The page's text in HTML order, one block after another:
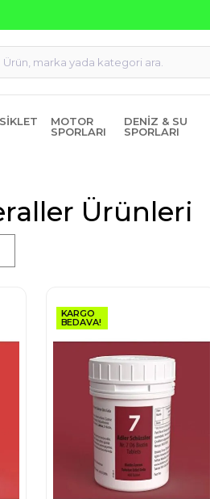
MOTOR
SPORLARI
DENIZ & SU
SPORLARI
Ürünleri
KARGO
BEDAVA!